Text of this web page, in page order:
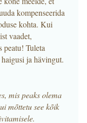
kompenseerida
kohta. Kui
vaadet,
peatu! Tuleta
ja hävingut.
mis peaks olema
mõttetu see kõik